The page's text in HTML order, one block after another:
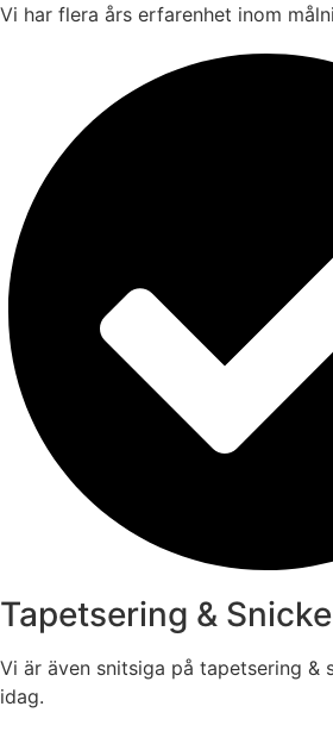
Vi har flera års erfarenhet inom
Tapetsering &
Vi är även snitsiga på tapetsering &
idag.